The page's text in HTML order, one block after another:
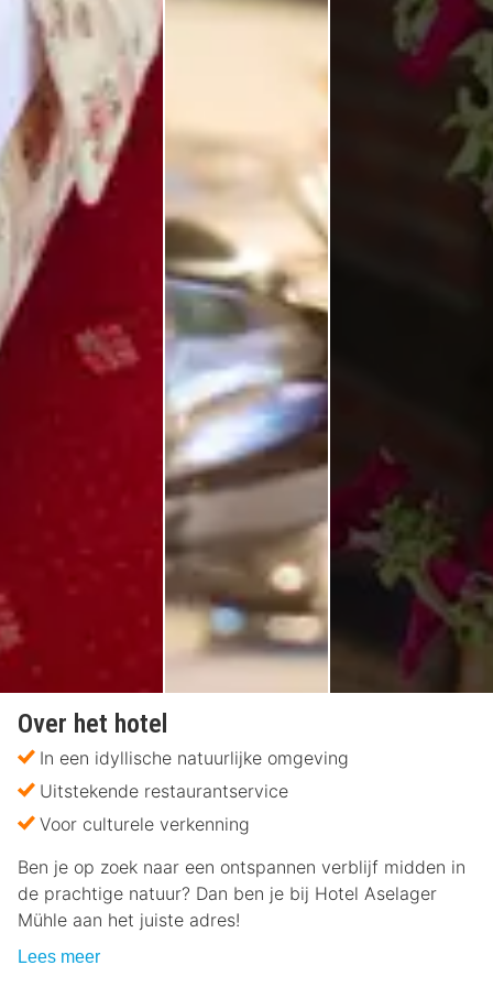
Over het hotel
In een idyllische natuurlijke omgeving
Uitstekende restaurantservice
Voor culturele verkenning
Ben je op zoek naar een ontspannen verblijf midden in
de prachtige natuur? Dan ben je bij Hotel Aselager
Mühle aan het juiste adres!
Lees meer